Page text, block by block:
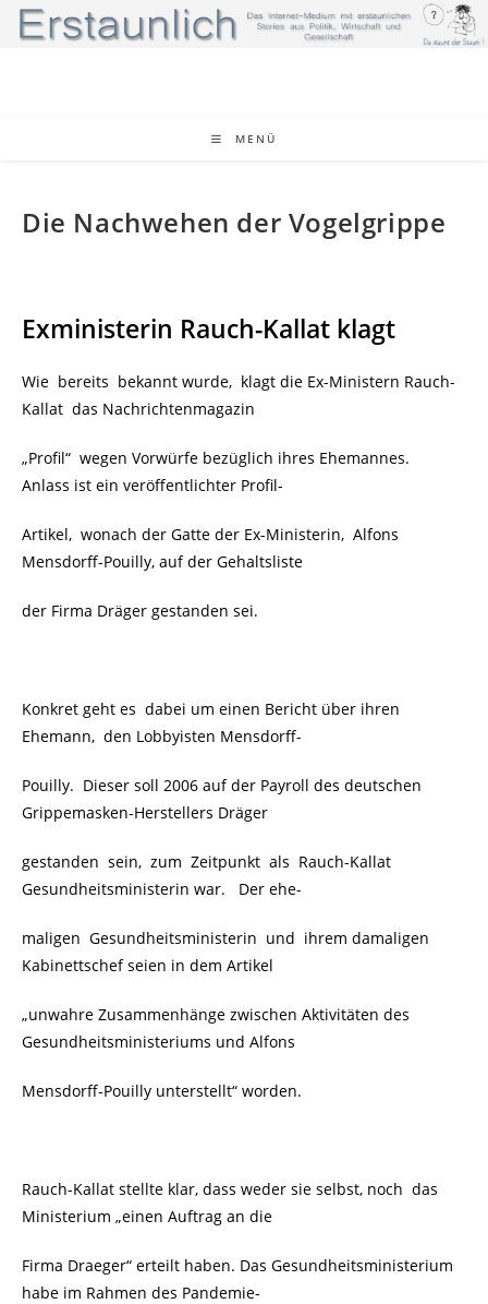
Zum
Inhalt
MENÜ
Die Nachwehen der Vogelgrippe
Exministerin Rauch-Kallat klagt
Wie bereits bekannt wurde, klagt die Ex-Ministern Rauch-
Kallat das Nachrichtenmagazin
„Profil“ wegen Vorwürfe bezüglich ihres Ehemannes.
Anlass ist ein veröffentlichter Profil-
Artikel, wonach der Gatte der Ex-Ministerin, Alfons
Mensdorff-Pouilly, auf der Gehaltsliste
der Firma Dräger gestanden sei.
Konkret geht es dabei um einen Bericht über ihren
Ehemann, den Lobbyisten Mensdorff-
Pouilly. Dieser soll 2006 auf der Payroll des deutschen
Grippemasken-Herstellers Dräger
gestanden sein, zum Zeitpunkt als Rauch-Kallat
Gesundheitsministerin war.
Der ehe-
maligen Gesundheitsministerin und ihrem damaligen
Kabinettschef seien in dem Artikel
„unwahre Zusammenhänge zwischen Aktivitäten des
Gesundheitsministeriums und Alfons
Mensdorff-Pouilly unterstellt“ worden.
Rauch-Kallat stellte klar, dass weder sie selbst, noch das
Ministerium „einen Auftrag an die
Firma Draeger“ erteilt haben. Das Gesundheitsministerium
habe im Rahmen des Pandemie-